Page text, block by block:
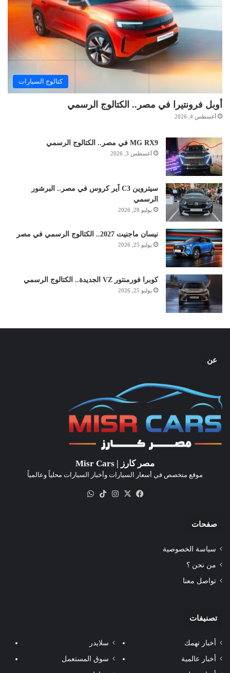
كتالوج السيارات
أوبل فرونتيرا في مصر.. الكتالوج الرسمي
أغسطس 4, 2026
MG RX9 في مصر.. الكتالوج الرسمي
أغسطس 3, 2026
سيتروين C3 آير كروس في مصر.. البرشور
الرسمي
يوليو 28, 2026
نيسان ماجنيت 2027.. الكتالوج الرسمي في مصر
يوليو 25, 2026
كوبرا فورمنتور VZ الجديدة.. الكتالوج الرسمي
يوليو 25, 2026
عن
مصر كارز | Misr Cars
موقع متخصص في أسعار السيارات وأخبار السيارات محلياً وعالمياً
فيسبوك
‫X انستقرام‫TikTok
صفحات
سياسة الخصوصية
من نحن ؟
تواصل معنا
تصنيفات
أخبار تهمك
أخبار عالمية
سلايدر
سوق المستعمل